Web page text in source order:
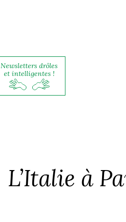
Newsletters drôles
et intelligentes !
L’Italie à